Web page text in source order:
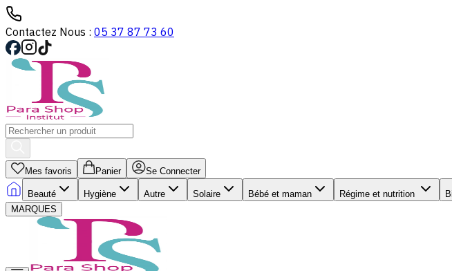
Contactez Nous : 05 37 87 73 60
Mes favoris Panier Se Connecter
Beauté Hygiène Autre Solaire Bébé et maman Régime et nutrition
MARQUES